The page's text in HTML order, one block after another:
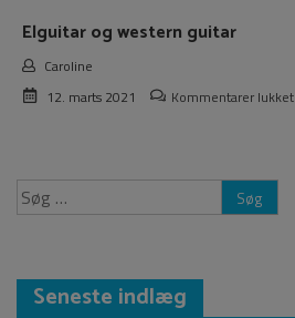
Elguitar og western guitar
Caroline
12. marts 2021
Kommentarer lukkettil
Søg
efter:
Seneste indlæg